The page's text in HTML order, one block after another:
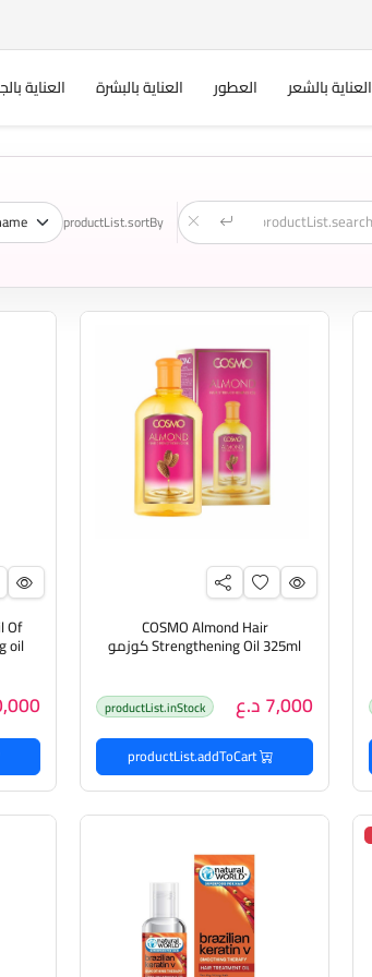
العناية بالشعر العطور العناية بالبشرة العناية
productList.sortBy
COSMO Almond Hair
Strengthening Oil 325ml كوزمو
7,000 د.ع productList.inStock
productList.addToCart
Of
oil